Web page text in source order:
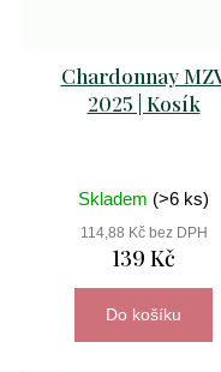
Chardonnay
2025 | Kosík
Skladem (>6 ks)
114,88 Kč bez DPH
139 Kč
Do košíku